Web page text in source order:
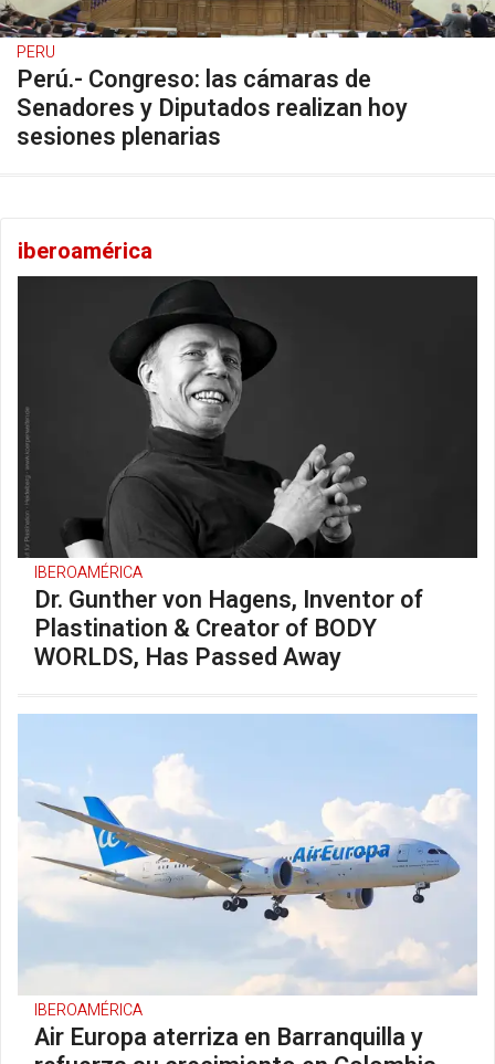
PERU
Perú.- Congreso: las cámaras de
Senadores y Diputados realizan hoy
sesiones plenarias
iberoamérica
IBEROAMÉRICA
Dr. Gunther von Hagens, Inventor of
Plastination & Creator of BODY
WORLDS, Has Passed Away
IBEROAMÉRICA
Air Europa aterriza en Barranquilla y